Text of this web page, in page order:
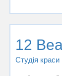
12
Студія краси